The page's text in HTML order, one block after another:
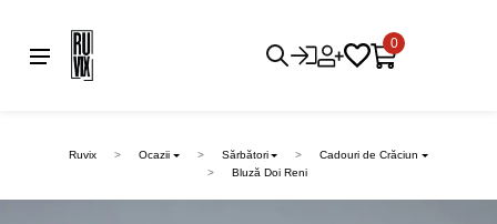
0
Ruvix Ocazii Sărbători
Cadouri de Crăciun
Bluză Doi Reni